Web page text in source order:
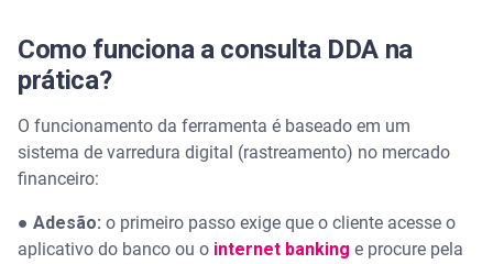
Como funciona a consulta DDA na
prática?
O funcionamento da ferramenta é baseado em um
sistema de varredura digital (rastreamento) no mercado
financeiro:
● Adesão: o primeiro passo exige que o cliente acesse o
aplicativo do banco ou o internet banking e procure pela